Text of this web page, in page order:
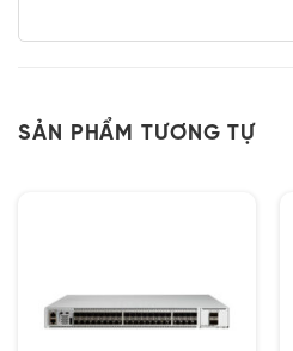
SẢN PHẨM TƯƠNG TỰ